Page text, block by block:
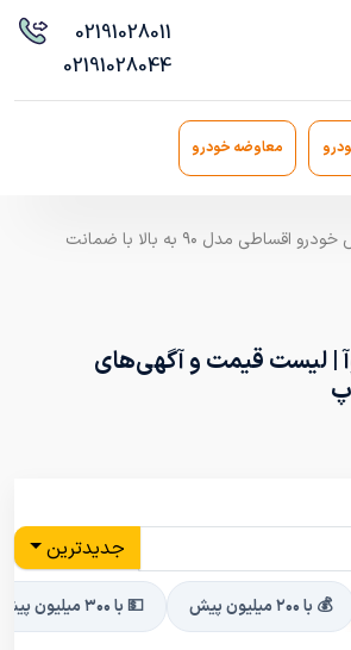
02191028011
02191028044
معاوضه خودرو
خودرو شاپ، خرید و فروش خودرو اقساطی مدل ۹۰ به بالا با ضمانت
| لیست قیمت و آگهی‌های
جدیدترین
💰 با ۲۰۰ میلیون پیش 💵 با ۳۰۰ میلیون پیش